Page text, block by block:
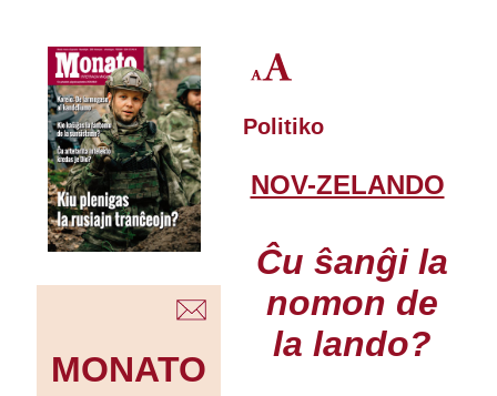
MONATO
Politiko
NOV-ZELANDO
Ĉu ŝanĝi la
nomon de
la lando?